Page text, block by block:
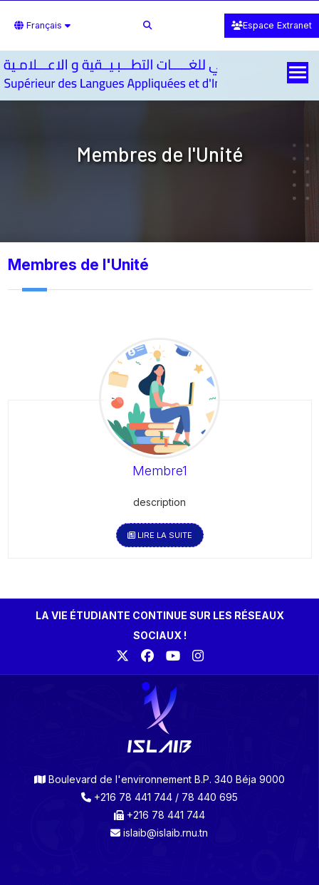
Français Espace Extranet
Membres de l'Unité
Membres de l'Unité
Membre1
description
LIRE LA SUITE
LA VIE ÉTUDIANTE CONTINUE SUR LES RÉSEAUX
SOCIAUX !
Boulevard de l'environnement B.P. 340 Béja 9000
+216 78 441 744 / 78 440 695
+216 78 441 744
islaib@islaib.rnu.tn